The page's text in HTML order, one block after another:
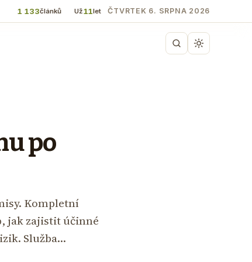
1 133článků Už11let ČTVRTEK 6. SRPNA 2026
po
Kompletní
jak zajistit účinné
Služba…